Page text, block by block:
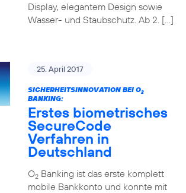
Display, elegantem Design sowie
Wasser- und Staubschutz. Ab 2. […]
25. April 2017
SICHERHEITSINNOVATION BEI O2
BANKING:
Erstes biometrisches
SecureCode
Verfahren in
Deutschland
O2Banking ist das erste komplett
mobile Bankkonto und konnte mit